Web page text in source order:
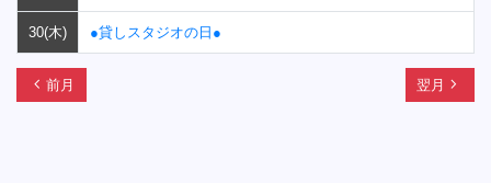
30(木) ●貸しスタジオの日●
chevron_left 前月 翌月 navigate_next